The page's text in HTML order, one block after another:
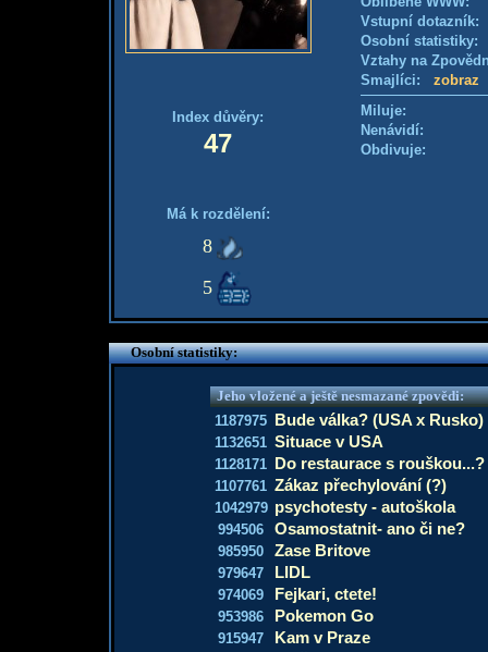
Index důvěry:
47
Má k rozdělení:
8
5
Vstupní
Osobní
Vztahy na
Smajlíci: zobraz
Miluje:
Nenávidí:
Obdivuje:
Osobní statistiky:
Jeho vložené a ještě nesmazané zpovědi:
1187975 Bude válka? (USA x Rusko)
1132651 Situace v USA
1128171 Do restaurace s rouškou...?
1107761 Zákaz přechylování (?)
1042979 psychotesty - autoškola
994506 Osamostatnit- ano či ne?
985950 Zase Britove
979647 LIDL
974069 Fejkari, ctete!
953986 Pokemon Go
915947 Kam v Praze